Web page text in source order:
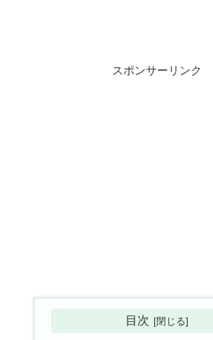
スポンサーリンク
目次